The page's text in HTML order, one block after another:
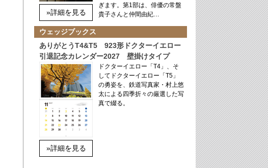
»詳細を見る
ぎます。第1部は、俳優の常盤
貴子さんと仲間由紀…
ウェッジブックス
ありがとうT4&T5 923形ドクターイエロー
引退記念カレンダー2027 壁掛けタイプ
»詳細を見る
ドクターイエロー「T4」、そ
してドクターイエロー「T5」
の勇姿を、鉄道写真家・村上悠
太による四季折々の厳選した写
真で綴る。